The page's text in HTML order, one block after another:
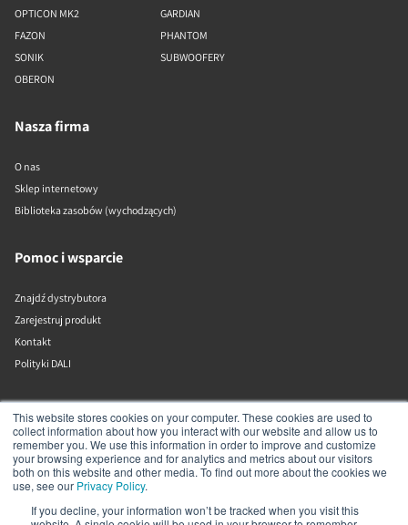
This website stores cookies on your computer. These cookies are used to
collect information about how you interact with our website and allow us to
remember you. We use this information in order to improve and customize
your browsing experience and for analytics and metrics about our visitors
both on this website and other media. To find out more about the cookies we
use, see our Privacy Policy.
If you decline, your information won’t be tracked when you visit this
OPTICON MK2
FAZON
SONIK
OBERON
GARDIAN
PHANTOM
SUBWOOFERY
Nasza firma
O nas
Sklep internetowy
Biblioteka zasobów (wychodzących)
Pomoc i wsparcie
Znajdź dystrybutora
Zarejestruj produkt
Kontakt
Polityki DALI
DALI A/S
Dali Allé 1
Nørager
Nordjylland
9610
Dania